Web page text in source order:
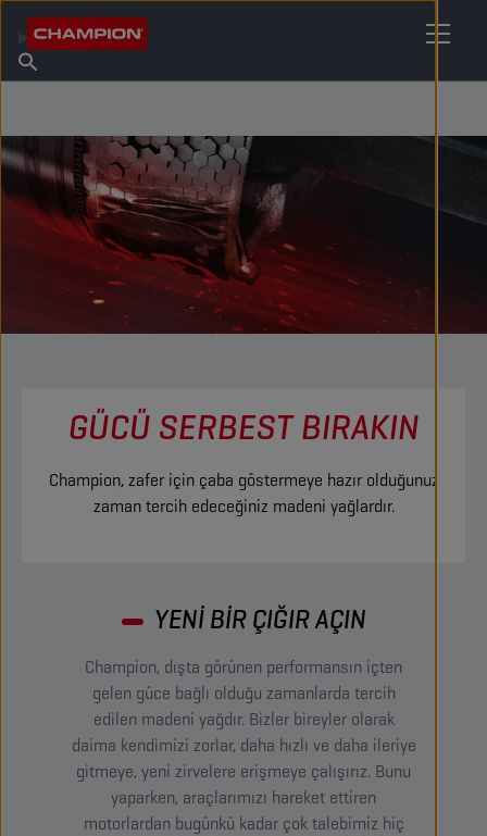
Champion Hakkında
Satış Noktası Bulun
GÜCÜ SERBEST BIRAKIN
Champion, zafer için çaba göstermeye hazır olduğunuz
zaman tercih edeceğiniz madeni yağlardır.
YENİ BİR ÇIĞIR AÇIN​
Champion, dışta görünen performansın içten
gelen güce bağlı olduğu zamanlarda tercih
edilen madeni yağdır. Bizler bireyler olarak
daima kendimizi zorlar, daha hızlı ve daha ileriye
gitmeye, yeni zirvelere erişmeye çalışırız. Bunu
yaparken, araçlarımızı hareket ettiren
motorlardan bugünkü kadar çok talebimiz hiç